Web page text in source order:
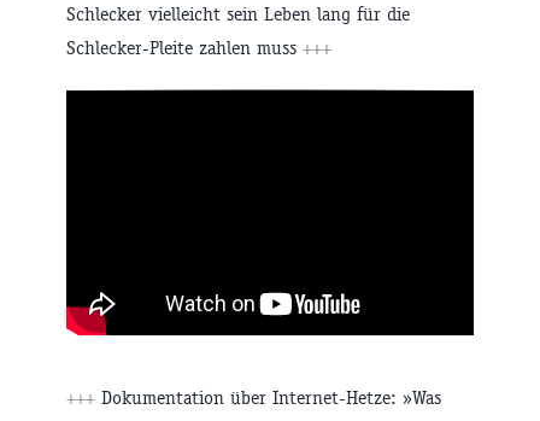
Schlecker vielleicht sein Leben lang für die
Schlecker-Pleite zahlen muss +++
+++ Dokumentation über Internet-Hetze: »Was